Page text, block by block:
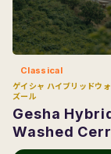
Classical
ゲイシャ ハイブリッドウ
ズール
Gesha
Washed